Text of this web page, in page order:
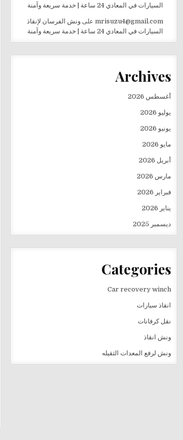
السيارات في المعادي 24 ساعة | خدمة سريعة وآمنة
mrisuzu4@gmail.comعلى ونش الفرسان لإنقاذ
السيارات في المعادي 24 ساعة | خدمة سريعة وآمنة
Archives
أغسطس 2026
يوليو 2026
يونيو 2026
مايو 2026
أبريل 2026
مارس 2026
فبراير 2026
يناير 2026
ديسمبر 2025
Categories
Car recovery winch
انقاذ سيارات
نقل كرفانات
ونش انقاذ
ونش لرفع المعدات الثقيله